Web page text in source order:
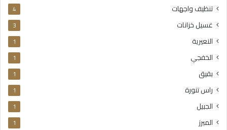
تنظيف واجهات 4
غسيل خزانات 3
النعيرية 1
الخفجي 1
بقيق 1
راس تنورة 1
الجبيل 1
المبرز 1